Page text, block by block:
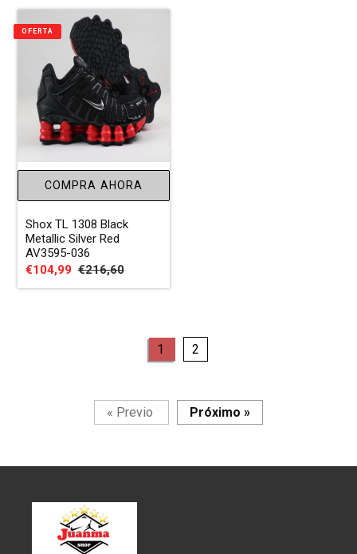
COMPRA AHORA
Shox TL 1308 Black
Metallic Silver Red
AV3595-036
Precio
de
€104,99 Precio
habitual
€216,60
OFERTA
page
1 page
2
« Previo PáginaPróximo Página
»